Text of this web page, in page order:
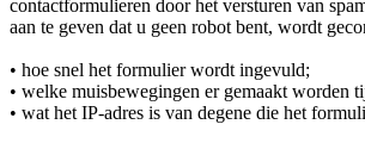
contactformulieren door het versturen van
aan te geven dat u geen robot bent, wordt
• hoe snel het formulier wordt ingevuld;
• welke muisbewegingen er gemaakt worden
• wat het IP-adres is van degene die het